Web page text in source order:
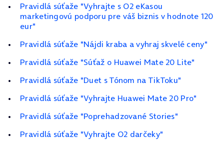
Pravidlá súťaže "Vyhrajte s O2 eKasou
marketingovú podporu pre váš biznis v hodnote 120
eur"
Pravidlá súťaže "Nájdi kraba a vyhraj skvelé ceny"
Pravidlá súťaže "Súťaž o Huawei Mate 20 Lite"
Pravidlá súťaže "Duet s Tónom na TikToku"
Pravidlá súťaže "Vyhrajte Huawei Mate 20 Pro"
Pravidlá súťaže "Poprehadzované Stories"
Pravidlá súťaže "Vyhrajte O2 darčeky"